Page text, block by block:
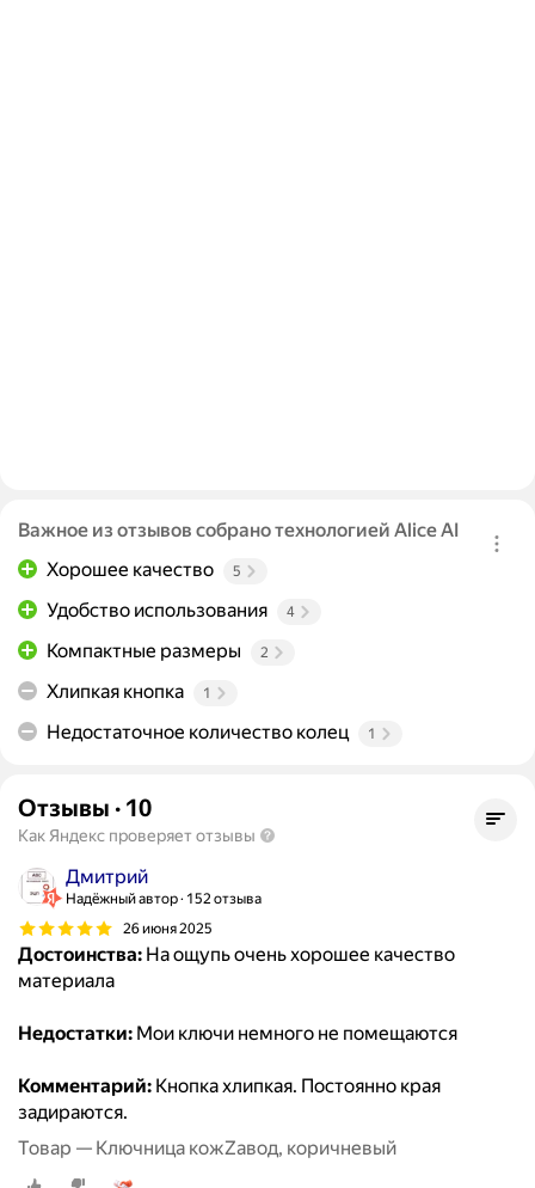
Важное из отзывов собрано технологией Alice AI
Хорошее качество
5
Удобство использования 4
Компактные размеры 2
Хлипкая кнопка 1
Недостаточное количество колец 1
Отзывы · 10
Как Яндекс проверяет отзывы
Дмитрий
Надёжный автор 152 отзыва
26 июня 2025
Достоинства: На ощупь очень хорошее качество
материала
Недостатки: Мои ключи немного не помещаются
Комментарий: Кнопка хлипкая. Постоянно края
задираются.
Товар — Ключница кожZавод, коричневый